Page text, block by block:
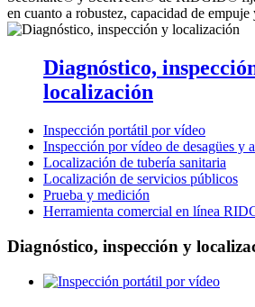
en cuanto a robustez, capacidad de
Diagnóstico,
localización
Inspección portátil por vídeo
Inspección por vídeo de desagües y
Localización de tubería sanitaria
Localización de servicios públicos
Prueba y medición
Herramienta comercial en línea
Diagnóstico, inspección y